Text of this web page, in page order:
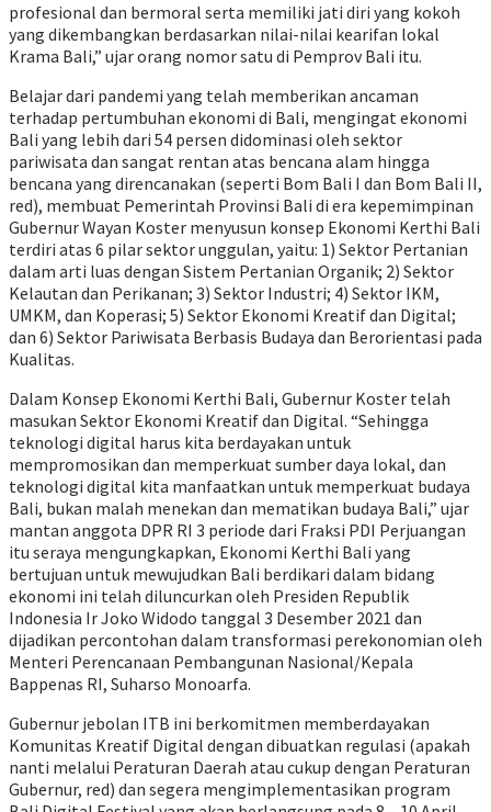
profesional dan bermoral serta memiliki jati diri yang kokoh
yang dikembangkan berdasarkan nilai-nilai kearifan lokal
Krama Bali,” ujar orang nomor satu di Pemprov Bali itu.
Belajar dari pandemi yang telah memberikan ancaman
terhadap pertumbuhan ekonomi di Bali, mengingat ekonomi
Bali yang lebih dari 54 persen didominasi oleh sektor
pariwisata dan sangat rentan atas bencana alam hingga
bencana yang direncanakan (seperti Bom Bali I dan Bom Bali II,
red), membuat Pemerintah Provinsi Bali di era kepemimpinan
Gubernur Wayan Koster menyusun konsep Ekonomi Kerthi Bali
terdiri atas 6 pilar sektor unggulan, yaitu: 1) Sektor Pertanian
dalam arti luas dengan Sistem Pertanian Organik; 2) Sektor
Kelautan dan Perikanan; 3) Sektor Industri; 4) Sektor IKM,
UMKM, dan Koperasi; 5) Sektor Ekonomi Kreatif dan Digital;
dan 6) Sektor Pariwisata Berbasis Budaya dan Berorientasi pada
Kualitas.
Dalam Konsep Ekonomi Kerthi Bali, Gubernur Koster telah
masukan Sektor Ekonomi Kreatif dan Digital. “Sehingga
teknologi digital harus kita berdayakan untuk
mempromosikan dan memperkuat sumber daya lokal, dan
teknologi digital kita manfaatkan untuk memperkuat budaya
Bali, bukan malah menekan dan mematikan budaya Bali,” ujar
mantan anggota DPR RI 3 periode dari Fraksi PDI Perjuangan
itu seraya mengungkapkan, Ekonomi Kerthi Bali yang
bertujuan untuk mewujudkan Bali berdikari dalam bidang
ekonomi ini telah diluncurkan oleh Presiden Republik
Indonesia Ir Joko Widodo tanggal 3 Desember 2021 dan
dijadikan percontohan dalam transformasi perekonomian oleh
Menteri Perencanaan Pembangunan Nasional/Kepala
Bappenas RI, Suharso Monoarfa.
Gubernur jebolan ITB ini berkomitmen memberdayakan
Komunitas Kreatif Digital dengan dibuatkan regulasi (apakah
nanti melalui Peraturan Daerah atau cukup dengan Peraturan
Gubernur, red) dan segera mengimplementasikan program